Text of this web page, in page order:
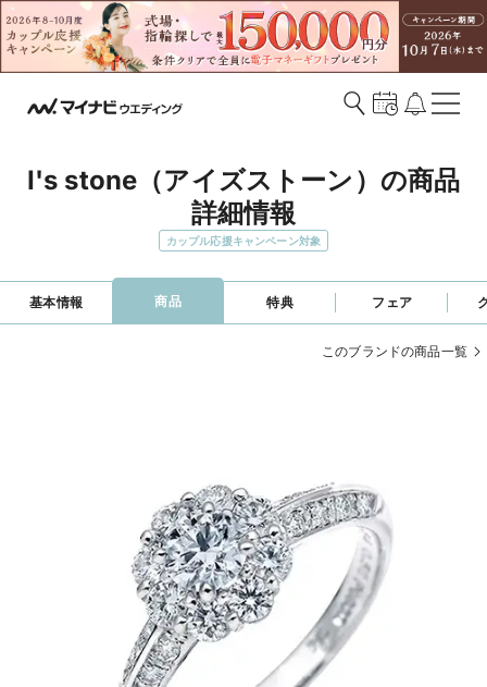
I's stone（アイズストーン）の商品
詳細情報
カップル応援キャンペーン対象
基本情報 商品 特典 フェア
このブランドの商品一覧